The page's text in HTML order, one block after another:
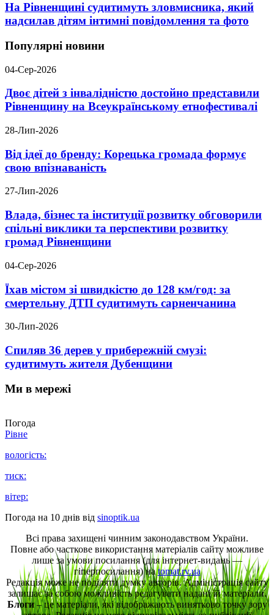
На Рівненщині судитимуть зловмисника, який
надсилав дітям інтимні повідомлення та фото
Популярні новини
04-Сер-2026
Двоє дітей з інвалідністю достойно представили
Рівненщину на Всеукраїнському етнофестивалі
28-Лип-2026
Від ідеї до бренду: Корецька громада формує
свою впізнаваність
27-Лип-2026
Влада, бізнес та інституції розвитку обговорили
спільні виклики та перспективи розвитку
громад Рівненщини
04-Сер-2026
Їхав містом зі швидкістю до 128 км/год: за
смертельну ДТП судитимуть сарненчанина
30-Лип-2026
Спиляв 36 дерев у прибережній смузі:
судитимуть жителя Дубенщини
Ми в мережі
Погода
Рівне
вологість:
тиск:
вітер:
Погода на 10 днів від sinoptik.ua
Всі права захищені чинним законодавством України.
Повне або часткове використання матеріалів сайту можливе
лише за умови посилання (для інтернет-видань —
гіперпосилання) наtomat.rv.ua
Редакція може не поділяти думку авторів. Адміністрація сайту
залишає за собою можливість редагувати надані їй матеріали.
Блоги– це матеріали, які відображають винятково точку зору